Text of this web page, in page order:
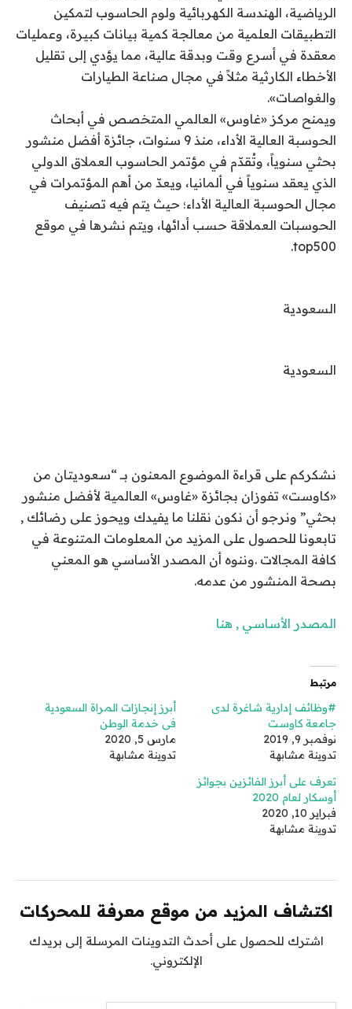
الرياضية، الهندسة الكهربائية ولوم الحاسوب لتمكين
التطبيقات العلمية من معالجة كمية بيانات كبيرة، وعمليات
معقدة في أسرع وقت وبدقة عالية، مما يؤدي إلى تقليل
الأخطاء الكارثية مثلاً في مجال صناعة الطيارات
والغواصات».
ويمنح مركز «غاوس» العالمي المتخصص في أبحاث
الحوسبة العالية الأداء، منذ 9 سنوات، جائزة أفضل منشور
بحثي سنوياً، وتُقدّم في مؤتمر الحاسوب العملاق الدولي
الذي يعقد سنوياً في ألمانيا، ويعدّ من أهم المؤتمرات في
مجال الحوسبة العالية الأداء؛ حيث يتم فيه تصنيف
الحوسبات العملاقة حسب أدائها، ويتم نشرها في موقع
top500.
السعودية
السعودية
نشكركم على قراءة الموضوع المعنون بــ “سعوديتان من
«كاوست» تفوزان بجائزة «غاوس» العالمية لأفضل منشور
بحثي” ونرجو أن نكون نقلنا ما يفيدك ويحوز على رضائك ,
تابعونا للحصول على المزيد من المعلومات المتنوعة في
كافة المجالات .وننوه أن المصدر الأساسي هو المعني
بصحة المنشور من عدمه.
المصدر الأساسي , هنا
مرتبط
#وظائف إدارية شاغرة لدى
جامعة كاوست
نوفمبر 9, 2019
تدوينة مشابهة
أبرز إنجازات المراة السعودية
في خدمة الوطن
مارس 5, 2020
تدوينة مشابهة
تعرف على أبرز الفائزين بجوائز
أوسكار لعام 2020
فبراير 10, 2020
تدوينة مشابهة
اكتشاف المزيد من موقع معرفة للمحركات
اشترك للحصول على أحدث التدوينات المرسلة إلى بريدك
الإلكتروني.
كتابة بريدك الإلكتروني...